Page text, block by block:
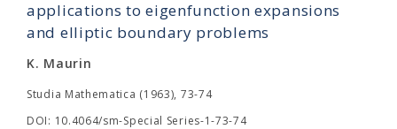
applications to eigenfunction expansions
and elliptic boundary problems
K. Maurin
Studia Mathematica (1963), 73-74
DOI: 10.4064/sm-Special Series-1-73-74